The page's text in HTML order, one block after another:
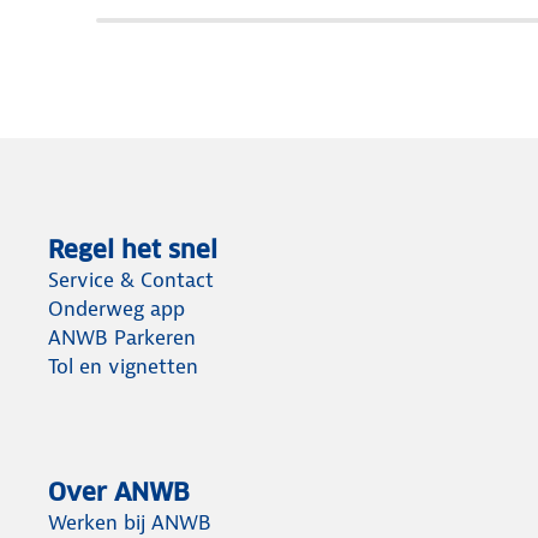
Regel het snel
Service & Contact
Onderweg app
ANWB Parkeren
Tol en vignetten
Over ANWB
Werken bij ANWB